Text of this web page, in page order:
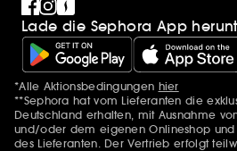
Lade die Sephora App
Zusätzlich Erwähnungen
*Alle Aktionsbedingungen hier
**Sephora hat vom Lieferanten die
Deutschland erhalten, mit Ausnahme
und/oder dem eigenen Onlineshop und
des Lieferanten. Der Vertrieb erfolgt